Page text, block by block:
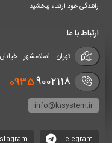
رانندگی خود ارتقاء ببخشید.
ارتباط با ما
تهران - اسلامشهر - خیابان 20متری امام خمینی - بین کوچه 33 و 35
09359002118
info@k1system.ir
Telegram